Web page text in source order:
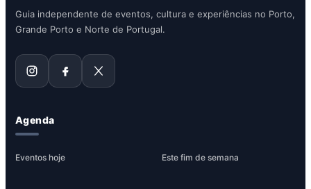
Guia independente de eventos, cultura e experiências no Porto,
Grande Porto e Norte de Portugal.
Agenda
Eventos hoje Este fim de semana